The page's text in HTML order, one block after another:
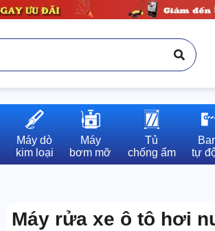
Máy dò
kim loại
Máy
bơm mỡ
Tủ
chống ẩm
tự
Máy rửa xe ô tô hơi